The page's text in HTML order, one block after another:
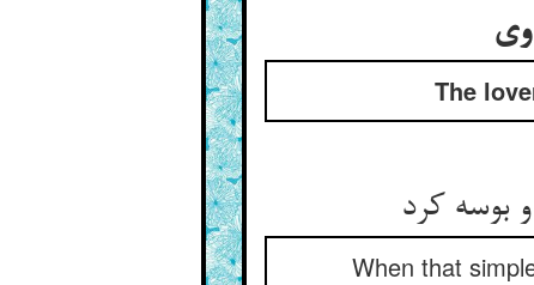
وی
The
بوسه کرد
When that